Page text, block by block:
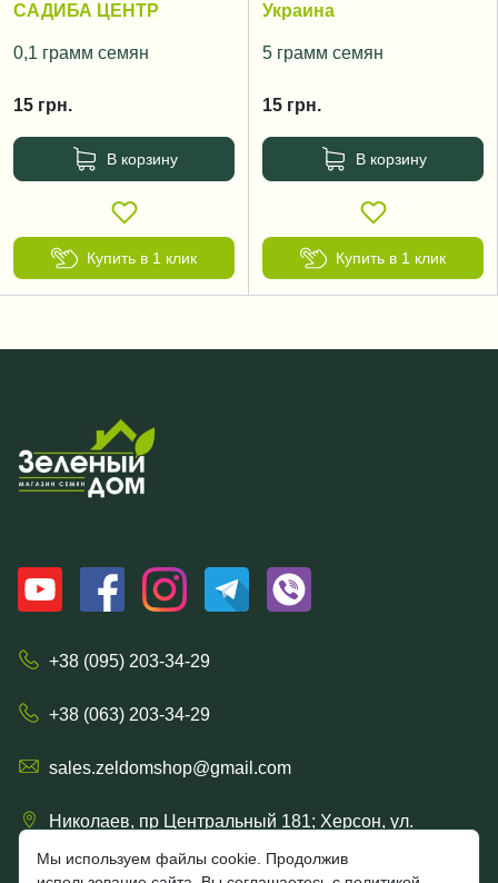
САДИБА ЦЕНТР
0,1 грамм семян
15 грн.
В корзину
Купить в 1 клик
Украина
5 грамм семян
15 грн.
В корзину
Купить в 1 клик
+38 (095) 203-34-29
+38 (063) 203-34-29
sales.zeldomshop@gmail.com
Николаев, пр Центральный 181; Херсон, ул.
Мы используем файлы cookie. Продолжив